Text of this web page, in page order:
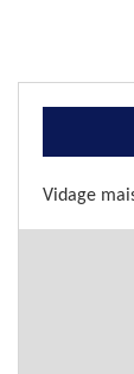
Vidage